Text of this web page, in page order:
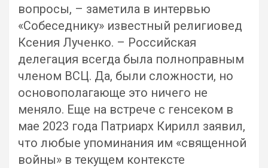
вопросы, – заметила в интервью
«Собеседнику» известный религиовед
Ксения Лученко. – Российская
делегация всегда была полноправным
членом ВСЦ. Да, были сложности, но
основополагающе это ничего не
меняло. Еще на встрече с генсеком в
мае 2023 года Патриарх Кирилл заявил,
что любые упоминания им «священной
войны» в текущем контексте